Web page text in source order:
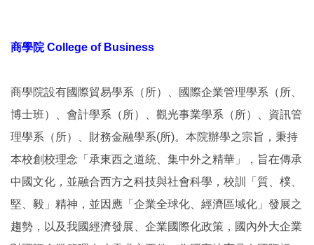
商學院 College of Business
商學院設有國際貿易學系（所）、國際企業管理學系（所、
博士班）、會計學系（所）、觀光事業學系（所）、資訊管
理學系（所）、財務金融學系(所)。本院辦學之宗旨，秉持
本校創校理念「承東西之道統、集中外之精華」，旨在傳承
中國文化，並融合西方之科技與社會科學，校訓「質、樸、
堅、毅」精神，並因應「企業全球化、經濟區域化」發展之
趨勢，以及我國經濟發展、企業國際化政策，國內外大企業